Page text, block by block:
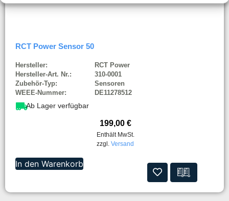
RCT Power Sensor 50
Hersteller:
RCT Power
Hersteller-Art. Nr.:
310-0001
Zubehör-Typ:
Sensoren
WEEE-Nummer:
DE11278512
Ab Lager verfügbar
199,00 €
Enthält MwSt.
zzgl. Versand
In den Warenkorb